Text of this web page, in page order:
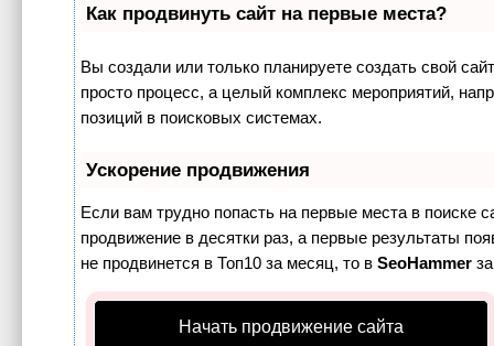
Как продвинуть сайт на первые места?
Вы создали или только планируете создать свой
просто процесс, а целый комплекс мероприятий,
позиций в поисковых системах.
Ускорение продвижения
Если вам трудно попасть на первые места в поиске
продвижение в десятки раз, а первые результаты
не продвинется в Топ10 за месяц, то вSeoHammer
Начать продвижение сайта